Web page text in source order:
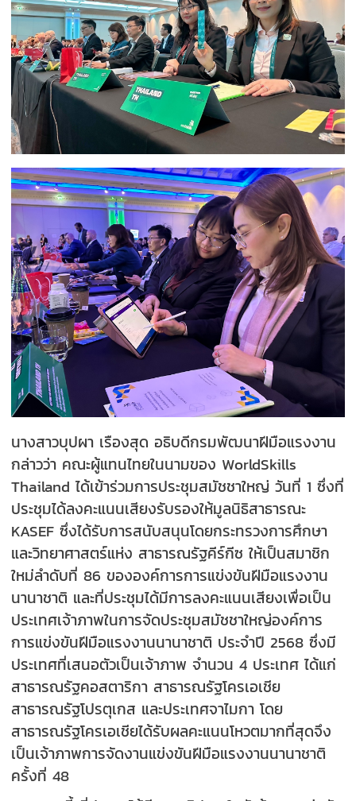
นางสาวบุปผา เรืองสุด อธิบดีกรมพัฒนาฝีมือแรงงาน
กล่าวว่า คณะผู้แทนไทยในนามของ WorldSkills
Thailand ได้เข้าร่วมการประชุมสมัชชาใหญ่ วันที่ 1 ซึ่งที่
ประชุมได้ลงคะแนนเสียงรับรองให้มูลนิธิสาธารณะ
KASEF ซึ่งได้รับการสนับสนุนโดยกระทรวงการศึกษา
และวิทยาศาสตร์แห่ง สาธารณรัฐคีร์กีซ ให้เป็นสมาชิก
ใหม่ลำดับที่ 86 ขององค์การการแข่งขันฝีมือแรงงาน
นานาชาติ และที่ประชุมได้มีการลงคะแนนเสียงเพื่อเป็น
ประเทศเจ้าภาพในการจัดประชุมสมัชชาใหญ่องค์การ
การแข่งขันฝีมือแรงงานนานาชาติ ประจำปี 2568 ซึ่งมี
ประเทศที่เสนอตัวเป็นเจ้าภาพ จำนวน 4 ประเทศ ได้แก่
สาธารณรัฐคอสตาริกา สาธารณรัฐโครเอเชีย
สาธารณรัฐโปรตุเกส และประเทศจาไมกา โดย
สาธารณรัฐโครเอเชียได้รับผลคะแนนโหวตมากที่สุดจึง
เป็นเจ้าภาพการจัดงานแข่งขันฝีมือแรงงานนานาชาติ
ครั้งที่ 48